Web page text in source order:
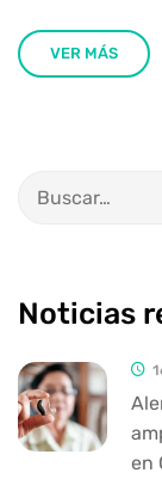
VER MÁS
Noticias
en